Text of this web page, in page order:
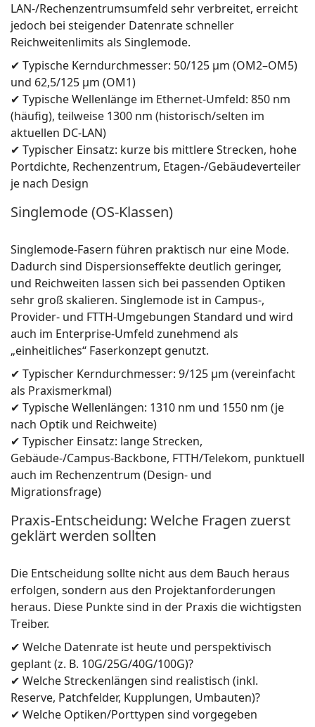
LAN-/Rechenzentrumsumfeld sehr verbreitet, erreicht
jedoch bei steigender Datenrate schneller
Reichweitenlimits als Singlemode.
✔ Typische Kerndurchmesser: 50/125 µm (OM2–OM5)
und 62,5/125 µm (OM1)
✔ Typische Wellenlänge im Ethernet-Umfeld: 850 nm
(häufig), teilweise 1300 nm (historisch/selten im
aktuellen DC-LAN)
✔ Typischer Einsatz: kurze bis mittlere Strecken, hohe
Portdichte, Rechenzentrum, Etagen-/Gebäudeverteiler
je nach Design
Singlemode (OS-Klassen)
Singlemode-Fasern führen praktisch nur eine Mode.
Dadurch sind Dispersionseffekte deutlich geringer,
und Reichweiten lassen sich bei passenden Optiken
sehr groß skalieren. Singlemode ist in Campus-,
Provider- und FTTH-Umgebungen Standard und wird
auch im Enterprise-Umfeld zunehmend als
„einheitliches“ Faserkonzept genutzt.
✔ Typischer Kerndurchmesser: 9/125 µm (vereinfacht
als Praxismerkmal)
✔ Typische Wellenlängen: 1310 nm und 1550 nm (je
nach Optik und Reichweite)
✔ Typischer Einsatz: lange Strecken,
Gebäude-/Campus-Backbone, FTTH/Telekom, punktuell
auch im Rechenzentrum (Design- und
Migrationsfrage)
Praxis-Entscheidung: Welche Fragen zuerst
geklärt werden sollten
Die Entscheidung sollte nicht aus dem Bauch heraus
erfolgen, sondern aus den Projektanforderungen
heraus. Diese Punkte sind in der Praxis die wichtigsten
Treiber.
✔ Welche Datenrate ist heute und perspektivisch
geplant (z. B. 10G/25G/40G/100G)?
✔ Welche Streckenlängen sind realistisch (inkl.
Reserve, Patchfelder, Kupplungen, Umbauten)?
✔ Welche Optiken/Porttypen sind vorgegeben